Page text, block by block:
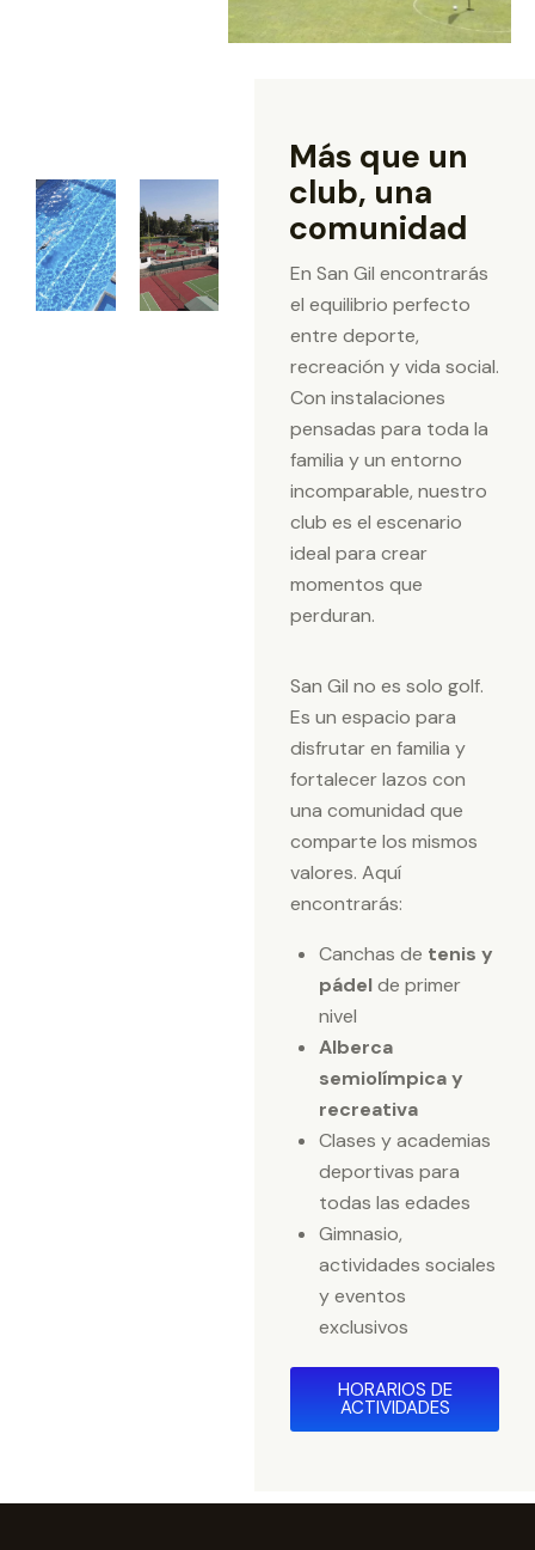
Más que un
club, una
comunidad
En San Gil encontrarás
el equilibrio perfecto
entre deporte,
recreación y vida social.
Con instalaciones
pensadas para toda la
familia y un entorno
incomparable, nuestro
club es el escenario
ideal para crear
momentos que
perduran.
San Gil no es solo golf.
Es un espacio para
disfrutar en familia y
fortalecer lazos con
una comunidad que
comparte los mismos
valores. Aquí
encontrarás:
Canchas de tenis y
pádelde primer
nivel
Alberca
semiolímpica y
recreativa
Clases y academias
deportivas para
todas las edades
Gimnasio,
actividades sociales
y eventos
exclusivos
HORARIOS DE
ACTIVIDADES